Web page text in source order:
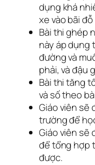
dụng khá
xe vào bãi
Bài thi ghép
này áp dụng
đường và
phải, và đậu
Bài thi tăng
và số theo
Giáo viên sẽ
trường để
Giáo viên sẽ
để tổng hợp
được.